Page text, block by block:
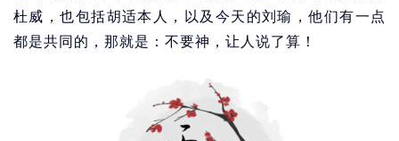
杜威，也包括胡适本人，以及今天的刘瑜，他们有一点
都是共同的，那就是：不要神，让人说了算！